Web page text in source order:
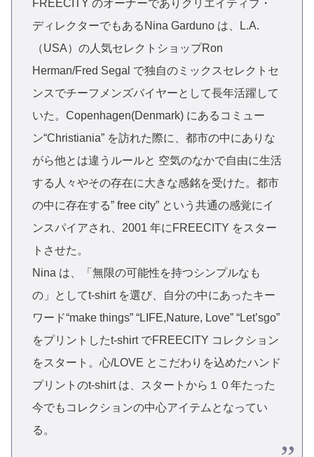
FREECITY のオーナーでありクリエイティブ・
ディレクターでもあるNina Garduno は、L.A.
（USA）の人気セレクトショップRon
Herman/Fred Segal で独自のミックスセレクトセ
ンスでチーフメンズバイヤーとして長年活躍して
いた。Copenhagen(Denmark) にあるコミュー
ン“Christiania” を訪れた際に、都市の中にありな
がら他とは違うルールと 空気のなかで自由に生活
する人々やその存在に大きな感銘を受けた。都市
の中に存在する” free city” という共通の感覚にイ
ンスパイアされ、2001 年にFREECITY をスター
トさせた。
Nina は、「無限の可能性を持つシンプルなも
の」としてt-shirt を選び、自分の中にあったキー
ワード“make things” “LIFE,Nature, Love” “Let’sgo”
をプリントしたt-shirt でFREECITY コレクション
をスタート。心/LOVE とこだわりを込めたハンド
プリントのt-shirt は、スタートから１０年たった
今でもコレクションの中心アイテムとなってい
る。